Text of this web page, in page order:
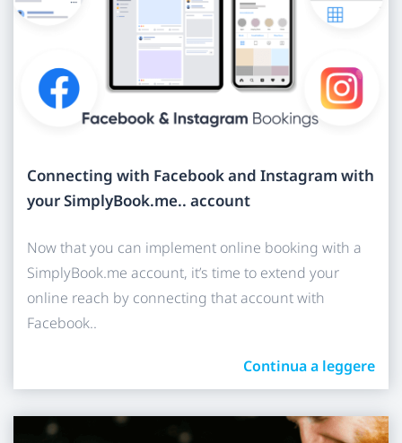
Connecting with Facebook and Instagram with
your SimplyBook.me.. account
Now that you can implement online booking with a
SimplyBook.me account, it’s time to extend your
online reach by connecting that account with
Facebook..
Continua a leggere